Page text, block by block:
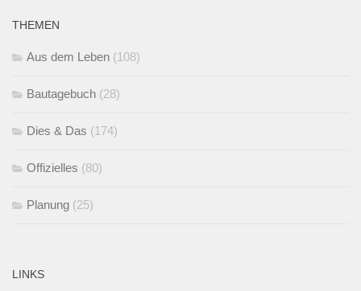
THEMEN
Aus dem Leben (108)
Bautagebuch (28)
Dies & Das (174)
Offizielles (80)
Planung (25)
LINKS